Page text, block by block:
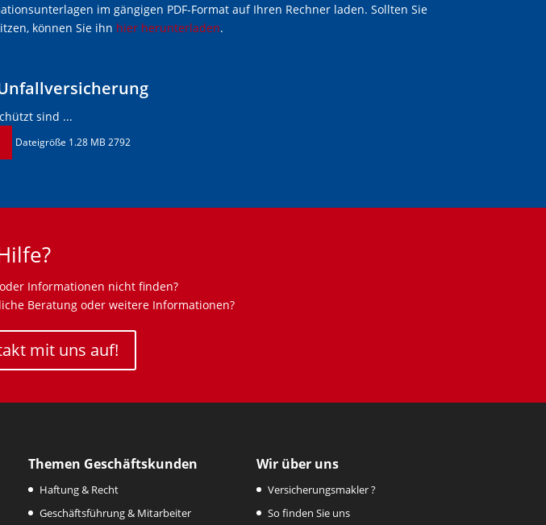
im gängigen PDF-Format auf Ihren Rechner laden. Sollten Sie
können Sie ihn hier herunterladen.
sind ...
Dateigröße 1.28 MB 2792
Informationen nicht finden?
Beratung oder weitere Informationen?
mit uns auf!
Themen Geschäftskunden
Haftung & Recht
Geschäftsführung & Mitarbeiter
Wir über uns
Versicherungsmakler ?
So finden Sie uns